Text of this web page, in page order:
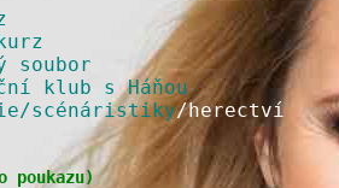
soubor
klub s Háňou
scénáristiky/herectví
poukazu)